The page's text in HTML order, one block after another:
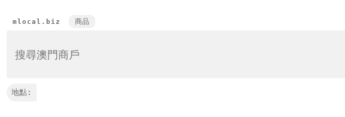
mlocal.biz 商品
地點: